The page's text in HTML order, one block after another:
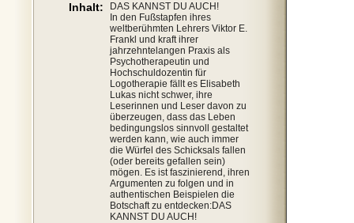
Inhalt:
DAS KANNST DU AUCH!
In den Fußstapfen ihres
weltberühmten Lehrers Viktor E.
Frankl und kraft ihrer
jahrzehntelangen Praxis als
Psychotherapeutin und
Hochschuldozentin für
Logotherapie fällt es Elisabeth
Lukas nicht schwer, ihre
Leserinnen und Leser davon zu
überzeugen, dass das Leben
bedingungslos sinnvoll gestaltet
werden kann, wie auch immer
die Würfel des Schicksals fallen
(oder bereits gefallen sein)
mögen. Es ist faszinierend, ihren
Argumenten zu folgen und in
authentischen Beispielen die
Botschaft zu entdecken:DAS
KANNST DU AUCH!